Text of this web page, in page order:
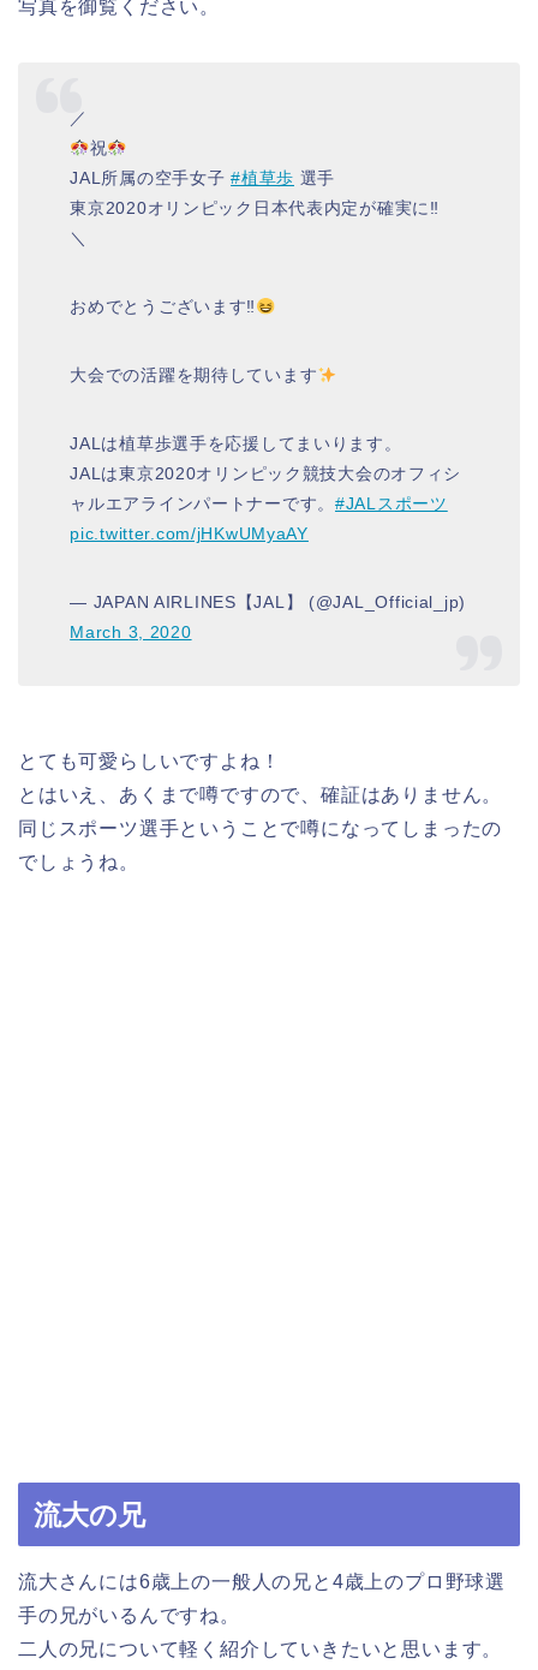
写真を御覧ください。
／
祝
JAL所属の空手女子#植草歩 選手
東京2020オリンピック日本代表内定が確実に‼
＼
おめでとうございます‼
大会での活躍を期待しています
JALは植草歩選手を応援してまいります。
JALは東京2020オリンピック競技大会のオフィシ
ャルエアラインパートナーです。 #JALスポーツ
pic.twitter.com/jHKwUMyaAY
— JAPAN AIRLINES【JAL】 (@JAL_Official_jp)
March 3, 2020
とても可愛らしいですよね！
とはいえ、あくまで噂ですので、確証はありません。
同じスポーツ選手ということで噂になってしまったの
でしょうね。
流大の兄
流大さんには6歳上の一般人の兄と4歳上のプロ野球選
手の兄がいるんですね。
二人の兄について軽く紹介していきたいと思います。